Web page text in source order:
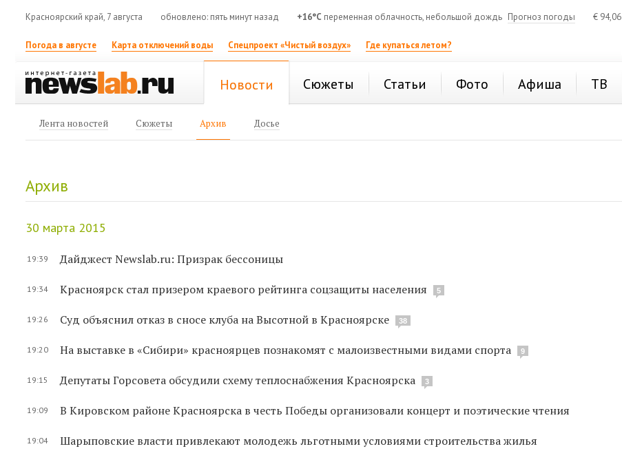
Красноярский край, 7 августа обновлено: пять минут назад +16°C переменная облачность, небольшой дождь Прогноз погоды € 94,06
Погода в августе Карта отключений воды Спецпроект «Чистый воздух» Где купаться летом?
Новости Сюжеты Статьи Фото Афиша ТВ
Лента новостей Сюжеты Архив Досье
Архив
30 марта 2015
19:39 Дайджест Newslab.ru: Призрак бессоницы
19:34 Красноярск стал призером краевого рейтинга соцзащиты населения 5
19:26 Суд объяснил отказ в сносе клуба на Высотной в Красноярске 38
19:20 На выставке в «Сибири» красноярцев познакомят с малоизвестными видами спорта 9
19:15 Депутаты Горсовета обсудили схему теплоснабжения Красноярска 3
19:09 В Кировском районе Красноярска в честь Победы организовали концерт и поэтические чтения
19:04 Шарыповские власти привлекают молодежь льготными условиями строительства жилья